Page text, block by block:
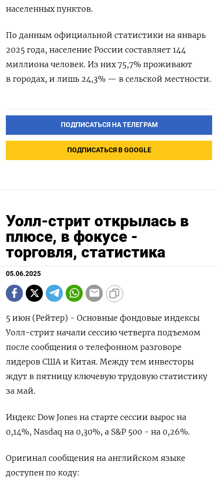
населенных пунктов.
По данным официальной статистики на январь
2025 года, население России составляет 144
миллиона человек. Из них 75,7% проживают
в городах, и лишь 24,3% — в сельской местности.
ПОДПИСАТЬСЯ НА ТЕЛЕГРАМ
ПОДПИСАТЬСЯ В GOOGLE
Уолл-стрит открылась в
плюсе, в фокусе -
торговля, статистика
05.06.2025
5 июн (Рейтер) - Основные фондовые индексы
Уолл-стрит начали сессию четверга подъемом
после сообщения о телефонном разговоре
лидеров США и Китая. Между тем инвесторы
ждут в пятницу ключевую трудовую статистику
за май.
Индекс Dow Jones на старте сессии вырос на
0,14%, Nasdaq на 0,30%, а S&P 500 - на 0,26%.
Оригинал сообщения на английском языке
доступен по коду: